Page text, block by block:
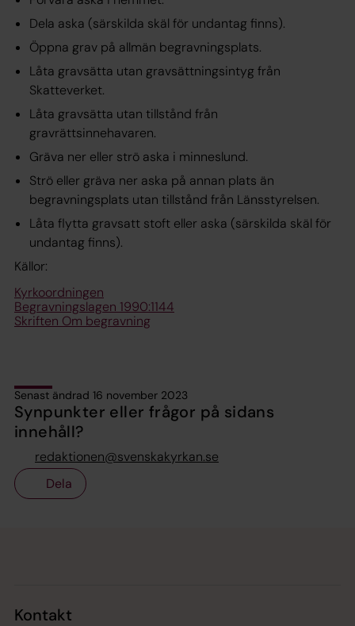
Dela aska (särskilda skäl för undantag finns).
Öppna grav på allmän begravningsplats.
Låta gravsätta utan gravsättningsintyg från
Skatteverket.
Låta gravsätta utan tillstånd från
gravrättsinnehavaren.
Gräva ner eller strö aska i minneslund.
Strö eller gräva ner aska på annan plats än
begravningsplats utan tillstånd från Länsstyrelsen.
Låta flytta gravsatt stoft eller aska (särskilda skäl för
undantag finns).
Källor:
Kyrkoordningen
Begravningslagen 1990:1144
Skriften Om begravning
Senast ändrad 16 november 2023
Synpunkter eller frågor på sidans
innehåll?
redaktionen@svenskakyrkan.se
Dela
Kontakt